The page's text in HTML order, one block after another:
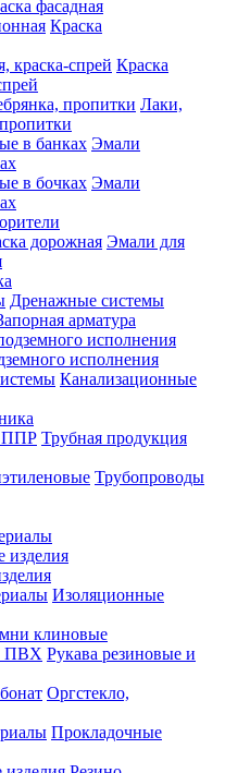
фасадная
Краска
Краска
Лаки,
Эмали
Эмали
Эмали для
Дренажные системы
арматура
исполнения
Канализационные
Трубная продукция
Трубопроводы
Изоляционные
клиновые
Рукава резиновые и
Оргстекло,
Прокладочные